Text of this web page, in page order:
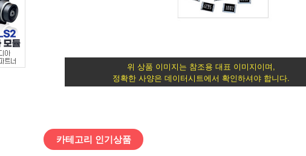
(mm
규
격)
위 상품 이미지는 참조용 대표 이미지이며,
정확한 사양은 데이터시트에서 확인하셔야 합니다.
카테고리 인기상품